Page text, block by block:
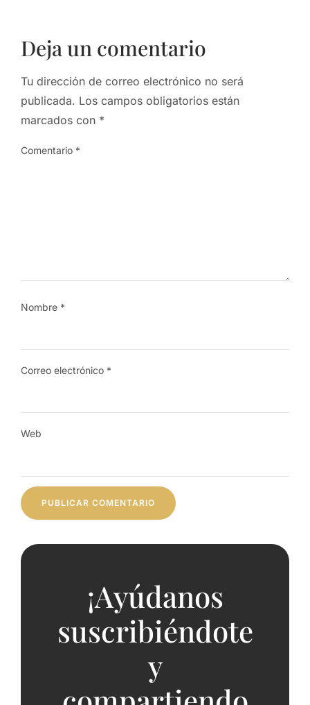
Deja un comentario
Tu dirección de correo electrónico no será
publicada. Los campos obligatorios están
marcados con *
Comentario *
Nombre *
Correo electrónico *
Web
¡Ayúdanos
suscribiéndote
y